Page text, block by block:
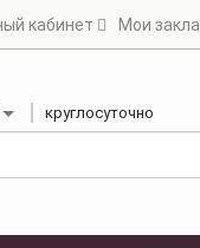
кабинет Мои
круглосуточно